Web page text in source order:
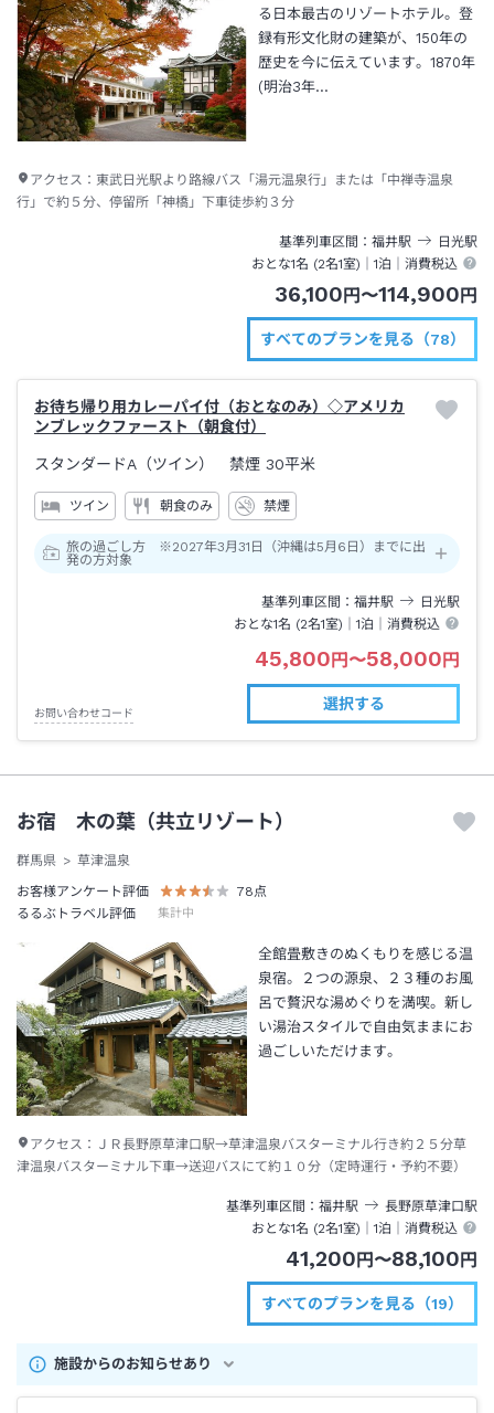
る日本最古のリゾートホテル。登
録有形文化財の建築が、150年の
歴史を今に伝えています。1870年
(明治3年…
アクセス： 東武日光駅より路線バス「湯元温泉行」または「中禅寺温泉
行」で約５分、停留所「神橋」下車徒歩約３分
基準列車区間 福井駅 日光駅
おとな1名 (2名1室)｜1泊 ｜消費税込
36,100円〜114,900円
すべてのプランを見る（78）
お待ち帰り用カレーパイ付（おとなのみ）◇アメリカ
ンブレックファースト（朝食付）
スタンダードA（ツイン） 禁煙 30平米
ツイン 朝食のみ 禁煙
旅の過ごし方 ※2027年3月31日（沖縄は5月6日）までに出
発の方対象
基準列車区間 福井駅 日光駅
おとな1名 (2名1室)｜1泊 ｜消費税込
45,800円〜58,000円
お問い合わせコード
選択する
お宿 木の葉（共立リゾート）
群馬県
草津温泉
お客様アンケート評価
78点
るるぶトラベル評価
集計中
全館畳敷きのぬくもりを感じる温
泉宿。２つの源泉、２３種のお風
呂で贅沢な湯めぐりを満喫。新し
い湯治スタイルで自由気ままにお
過ごしいただけます。
アクセス： ＪＲ長野原草津口駅→草津温泉バスターミナル行き約２５分草
津温泉バスターミナル下車→送迎バスにて約１０分（定時運行・予約不要）
基準列車区間 福井駅 長野原草津口駅
おとな1名 (2名1室)｜1泊 ｜消費税込
41,200円〜88,100円
すべてのプランを見る（19）
施設からのお知らせあり